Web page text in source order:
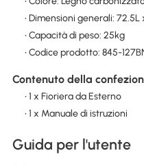
• Dimensioni generali: 72.5L
• Capacità di peso: 25kg
• Codice prodotto: 845-
Contenuto della
• 1 x Fioriera da Esterno
• 1 x Manuale di istruzioni
Guida per l'utente